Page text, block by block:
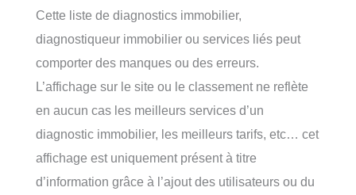
Cette liste de diagnostics immobilier,
diagnostiqueur immobilier ou services liés peut
comporter des manques ou des erreurs.
L’affichage sur le site ou le classement ne reflète
en aucun cas les meilleurs services d’un
diagnostic immobilier, les meilleurs tarifs, etc… cet
affichage est uniquement présent à titre
d’information grâce à l’ajout des utilisateurs ou du